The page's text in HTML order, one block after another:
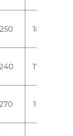
250 185,3
170,5
195,5